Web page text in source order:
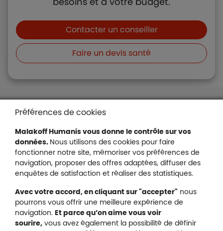
Boutons et liensContacter un conseiller
Faire un devis santé
Liens en bas de page
Accessibilité : partiellement conforme
Protection des données
Nous contacter
Plan du site
Gestion des cookies
Malakoff Humanis sur X
Préférences de cookies
Malakoff Humanis vous donne le contrôle sur vos
données. Nous utilisons des cookies pour faire
fonctionner notre site, mémoriser vos préférences de
navigation, proposer des offres adaptées, diffuser des
enquêtes de satisfaction et réaliser des statistiques.
Avec votre accord, en cliquant sur "accepter" nous
pourrons vous offrir une meilleure expérience de
navigation. Et parce qu’on aime vous voir
sourire, vous avez également la possibilité de définir